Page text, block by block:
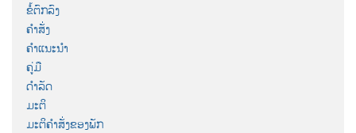
ຂໍ້ຕົກລົງ
ຄຳສັ່ງ
ຄຳແນະນຳ
ຄູ່ມື
ດຳລັດ
ມະຕິ
ມະຕິຄຳສັ່ງຂອງພັກ